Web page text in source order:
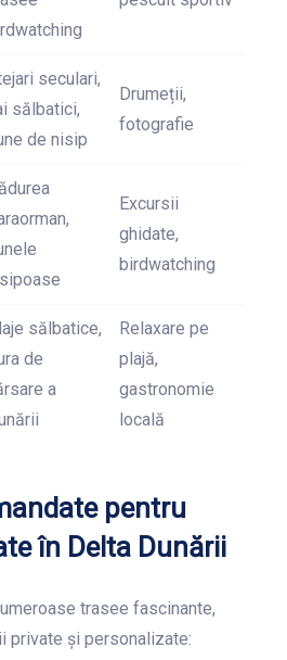
seculari,
sălbatici,
de nisip
Drumeții,
fotografie
Excursii
ghidate,
birdwatching
sălbatice,
de
a
Relaxare pe
plajă,
gastronomie
locală
pentru
în Delta Dunării
trasee fascinante,
private și personalizate: